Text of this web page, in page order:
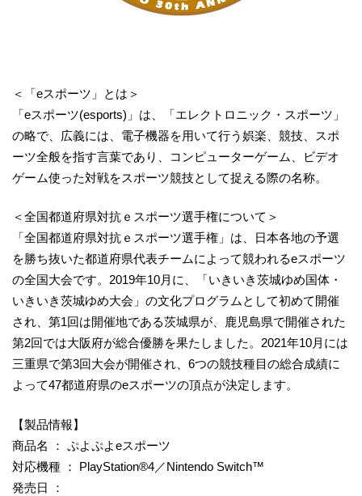
＜「eスポーツ」とは＞
「eスポーツ(esports)」は、「エレクトロニック・スポーツ」
の略で、広義には、電子機器を用いて行う娯楽、競技、スポ
ーツ全般を指す言葉であり、コンピューターゲーム、ビデオ
ゲーム使った対戦をスポーツ競技として捉える際の名称。
＜全国都道府県対抗ｅスポーツ選手権について＞
「全国都道府県対抗ｅスポーツ選手権」は、日本各地の予選
を勝ち抜いた都道府県代表チームによって競われるeスポーツ
の全国大会です。2019年10月に、「いきいき茨城ゆめ国体・
いきいき茨城ゆめ大会」の文化プログラムとして初めて開催
され、第1回は開催地である茨城県が、鹿児島県で開催された
第2回では大阪府が総合優勝を果たしました。2021年10月には
三重県で第3回大会が開催され、6つの競技種目の総合成績に
よって47都道府県のeスポーツの頂点が決定します。
【製品情報】
商品名 ： ぷよぷよeスポーツ
対応機種 ： PlayStation®4／Nintendo Switch™
発売日 ：